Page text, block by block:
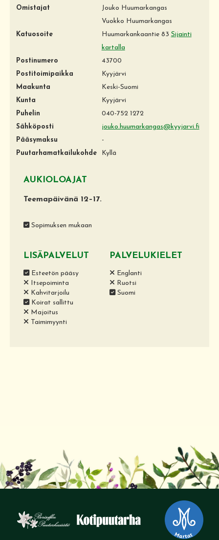
Omistajat
Jouko Huumarkangas
Vuokko Huumarkangas
Katuosoite
Huumarkankaantie 83 Sijainti
kartalla
Postinumero
43700
Postitoimipaikka
Kyyjärvi
Maakunta
Keski-Suomi
Kunta
Kyyjärvi
Puhelin
040-752 1272
Sähköposti
jouko.huumarkangas@kyyjarvi.fi
Pääsymaksu
-
Puutarhamatkailukohde
Kyllä
AUKIOLOAJAT
Teemapäivänä 12–17.
Sopimuksen mukaan
LISÄPALVELUT
Esteetön pääsy
Itsepoiminta
Kahvitarjoilu
Koirat sallittu
Majoitus
Taimimyynti
PALVELUKIELET
Englanti
Ruotsi
Suomi